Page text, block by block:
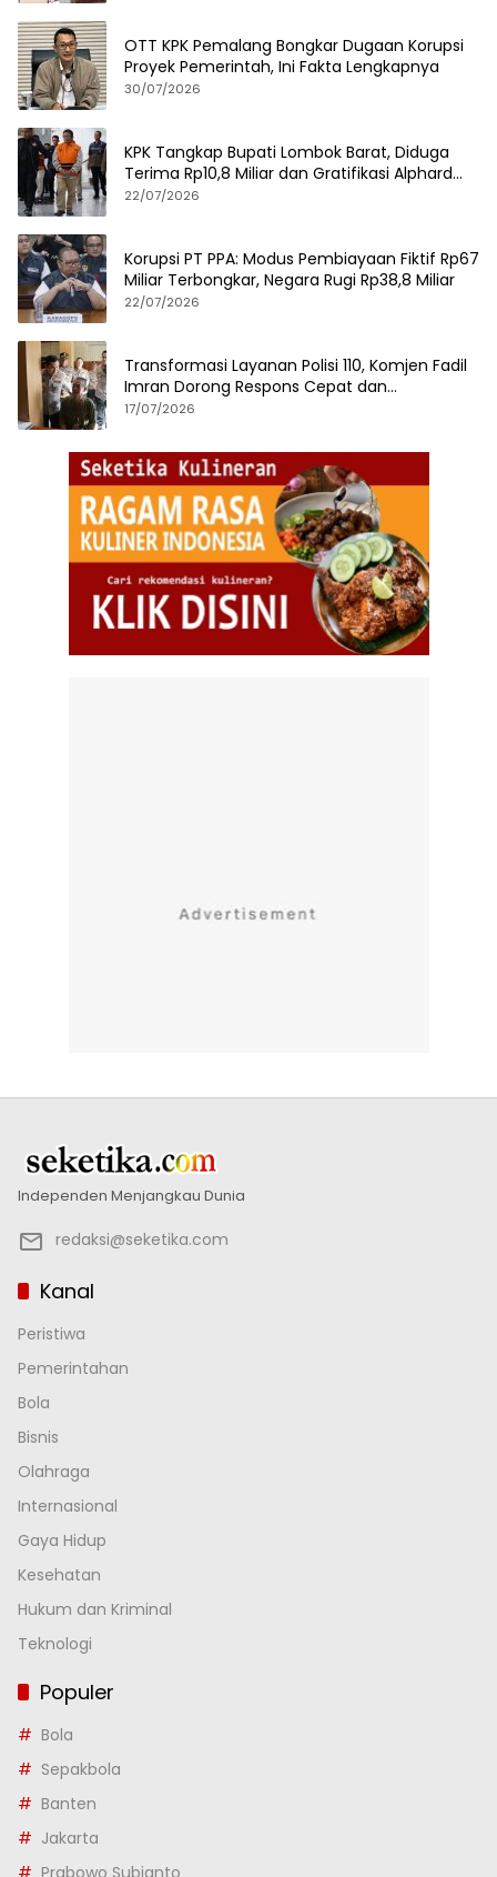
OTT KPK Pemalang Bongkar Dugaan Korupsi
Proyek Pemerintah, Ini Fakta Lengkapnya
30/07/2026
KPK Tangkap Bupati Lombok Barat, Diduga
Terima Rp10,8 Miliar dan Gratifikasi Alphard
hingga iPhone 17 Pro
22/07/2026
Korupsi PT PPA: Modus Pembiayaan Fiktif Rp67
Miliar Terbongkar, Negara Rugi Rp38,8 Miliar
22/07/2026
Transformasi Layanan Polisi 110, Komjen Fadil
Imran Dorong Respons Cepat dan
Terintegrasi
17/07/2026
Independen Menjangkau Dunia
redaksi@seketika.com
Kanal
Peristiwa
Pemerintahan
Bola
Bisnis
Olahraga
Internasional
Gaya Hidup
Kesehatan
Hukum dan Kriminal
Teknologi
Populer
Bola
Sepakbola
Banten
Jakarta
Prabowo Subianto